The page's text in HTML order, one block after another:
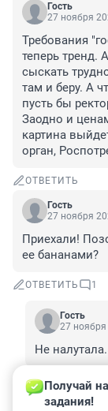
Гость
27 ноября
Требования
теперь тренд.
сыскать
там и беру. А
пусть бы
Заодно и
картина
орган,
ОТВЕТИТЬ
Гость
27 ноября
Приехали!
ее бананами?
ОТВЕТИТЬ 1
Гость
27 ноября
Не налутала.
ОТВЕТИТЬ
Гость
Получай
задания!